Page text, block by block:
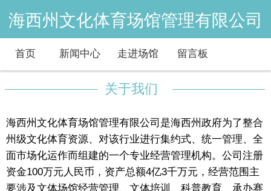
海西州文化体育场馆管理有限公司
首页 新闻中心 走进场馆 留言板
关于我们
海西州文化体育场馆管理有限公司是海西州政府为了整合
州级文化体育资源、对该行业进行集约式、统一管理、全
面市场化运作而组建的一个专业经营管理机构。公司注册
资金100万元人民币，资产总额4亿3千万元，经营范围主
要涉及文体场馆经营管理、文体培训、科普教育、承办赛